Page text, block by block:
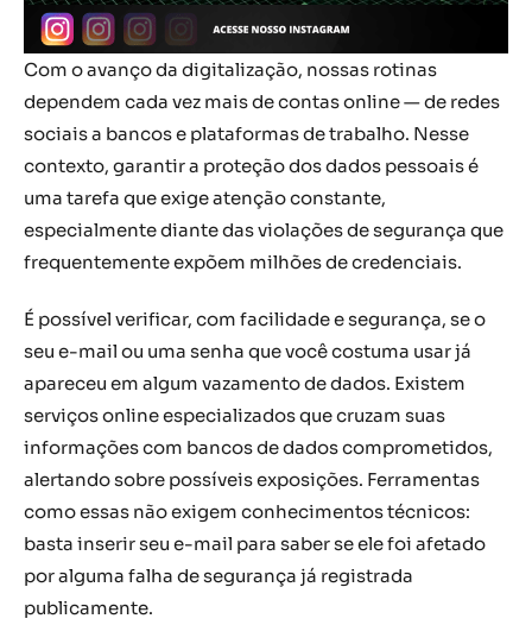
Com o avanço da digitalização, nossas rotinas
dependem cada vez mais de contas online — de redes
sociais a bancos e plataformas de trabalho. Nesse
contexto, garantir a proteção dos dados pessoais é
uma tarefa que exige atenção constante,
especialmente diante das violações de segurança que
frequentemente expõem milhões de credenciais.
É possível verificar, com facilidade e segurança, se o
seu e-mail ou uma senha que você costuma usar já
apareceu em algum vazamento de dados. Existem
serviços online especializados que cruzam suas
informações com bancos de dados comprometidos,
alertando sobre possíveis exposições. Ferramentas
como essas não exigem conhecimentos técnicos:
basta inserir seu e-mail para saber se ele foi afetado
por alguma falha de segurança já registrada
publicamente.